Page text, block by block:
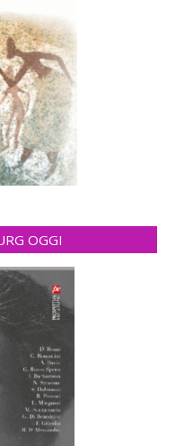
OGGI